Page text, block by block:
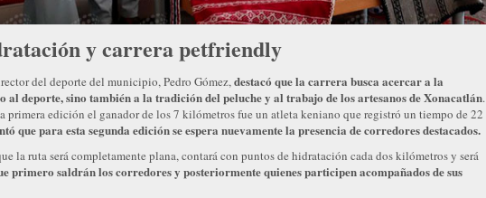
y carrera petfriendly
del deporte del municipio, Pedro Gómez,destacó que la carrera busca acercar a la
al deporte, sino también a la tradición del peluche y al trabajo de los artesanos de Xonacatlán.
primera edición el ganador de los 7 kilómetros fue un atleta keniano que registró un tiempo de 22
que para esta segunda edición se espera nuevamente la presencia de corredores destacados.
la ruta será completamente plana, contará con puntos de hidratación cada dos kilómetros y será
primero saldrán los corredores y posteriormente quienes participen acompañados de sus